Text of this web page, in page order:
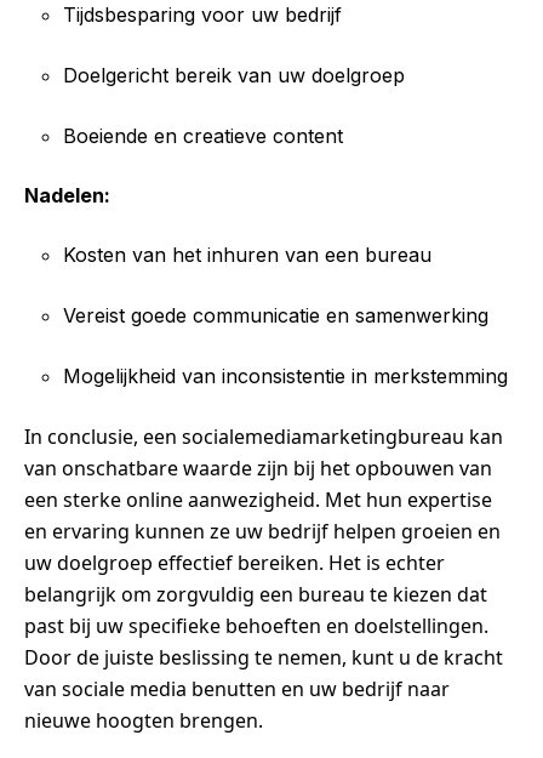
Tijdsbesparing voor uw bedrijf
Doelgericht bereik van uw doelgroep
Boeiende en creatieve content
Nadelen:
Kosten van het inhuren van een bureau
Vereist goede communicatie en samenwerking
Mogelijkheid van inconsistentie in merkstemming
In conclusie, een socialemediamarketingbureau kan
van onschatbare waarde zijn bij het opbouwen van
een sterke online aanwezigheid. Met hun expertise
en ervaring kunnen ze uw bedrijf helpen groeien en
uw doelgroep effectief bereiken. Het is echter
belangrijk om zorgvuldig een bureau te kiezen dat
past bij uw specifieke behoeften en doelstellingen.
Door de juiste beslissing te nemen, kunt u de kracht
van sociale media benutten en uw bedrijf naar
nieuwe hoogten brengen.